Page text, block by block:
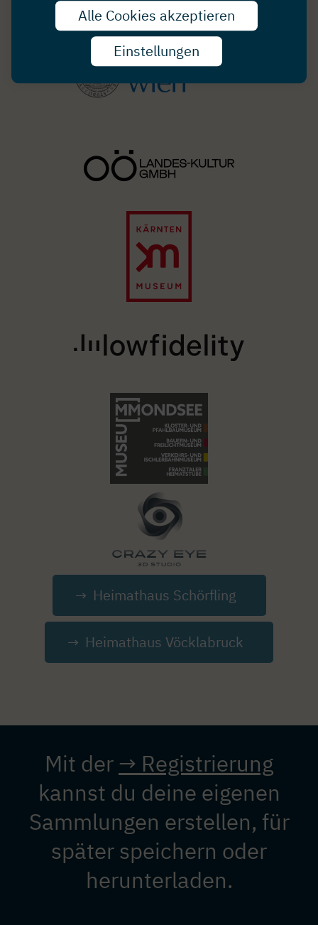
Image
Heimathaus Schörfling
Heimathaus Vöcklabruck
Mit der → Registrierung
kannst du deine eigenen
Sammlungen erstellen, für
später speichern oder
herunterladen.
Alle Cookies akzeptieren
Einstellungen